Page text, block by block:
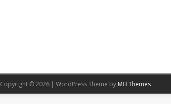
Copyright © 2026 | WordPress Theme by MH Themes